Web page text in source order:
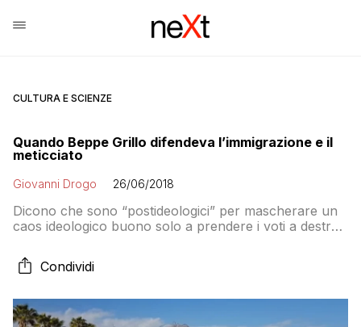
CULTURA E SCIENZE
Quando Beppe Grillo difendeva l’immigrazione e il
meticciato
Giovanni Drogo 26/06/2018
Dicono che sono “postideologici” per mascherare un
caos ideologico buono solo a prendere i voti a destra
Beppe Grillo spiegava che il futuro dell’Italia era il
meticciato, venendo accusato dall’house organ della
appena quattro mesi e il capocomico se la prende con
la “sinistra frou frou” che difende i migranti
Condividi